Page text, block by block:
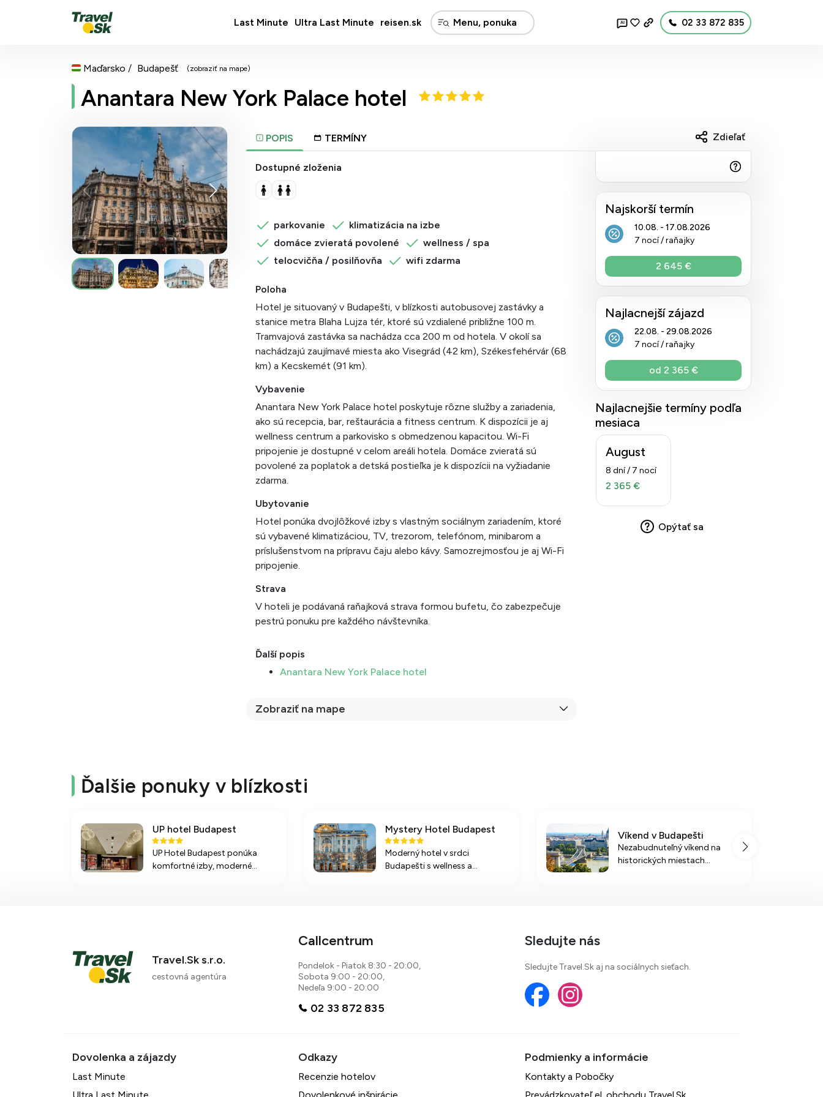
Last Minute Ultra Last Minute reisen.sk AI 02 33 872 835
Maďarsko Budapešť (zobraziť na mape)
Anantara New York Palace hotel
POPIS TERMÍNY
Dostupné zloženia
parkovanie
klimatizácia na izbe
domáce zvieratá povolené
wellness / spa
telocvičňa / posilňovňa
wifi zdarma
Poloha
Hotel je situovaný v Budapešti, v blízkosti autobusovej zastávky a
stanice metra Blaha Lujza tér, ktoré sú vzdialené približne 100 m.
Tramvajová zastávka sa nachádza cca 200 m od hotela. V okolí sa
nachádzajú zaujímavé miesta ako Visegrád (42 km), Székesfehérvár (68
km) a Kecskemét (91 km).
Vybavenie
Anantara New York Palace hotel poskytuje rôzne služby a zariadenia,
ako sú recepcia, bar, reštaurácia a fitness centrum. K dispozícii je aj
wellness centrum a parkovisko s obmedzenou kapacitou. Wi-Fi
pripojenie je dostupné v celom areáli hotela. Domáce zvieratá sú
povolené za poplatok a detská postieľka je k dispozícii na vyžiadanie
zdarma.
Ubytovanie
Hotel ponúka dvojlôžkové izby s vlastným sociálnym zariadením, ktoré
sú vybavené klimatizáciou, TV, trezorom, telefónom, minibarom a
príslušenstvom na prípravu čaju alebo kávy. Samozrejmosťou je aj Wi-Fi
pripojenie.
Strava
V hoteli je podávaná raňajková strava formou bufetu, čo zabezpečuje
pestrú ponuku pre každého návštevníka.
Ďalší popis
Anantara New York Palace hotel
Zobraziť na mape
Zdieľať
Najskorší termín
10.08. - 17.08.2026
7 nocí / raňajky
2 645 €
Najlacnejší zájazd
22.08. - 29.08.2026
7 nocí / raňajky
od 2 365 €
Najlacnejšie termíny podľa
mesiaca
August
8 dní / 7 nocí
2 365 €
Opýtať sa
Ďalšie ponuky v blízkosti
UP hotel Budapest
UP Hotel Budapest ponúka
komfortné izby, moderné
Mystery Hotel Budapest
Moderný hotel v srdci
Budapešti s wellness a
Víkend v Budapešti
Nezabudnuteľný víkend na
historických miestach
Travel.Sk s.r.o.
cestovná agentúra
Callcentrum
Pondelok - Piatok 8:30 - 20:00,
Sobota 9:00 - 20:00,
Nedeľa 9:00 - 20:00
02 33 872 835
Sledujte nás
Sledujte Travel.Sk aj na sociálnych sieťach.
Last Minute
Recenzie hotelov
Kontakty a Pobočky